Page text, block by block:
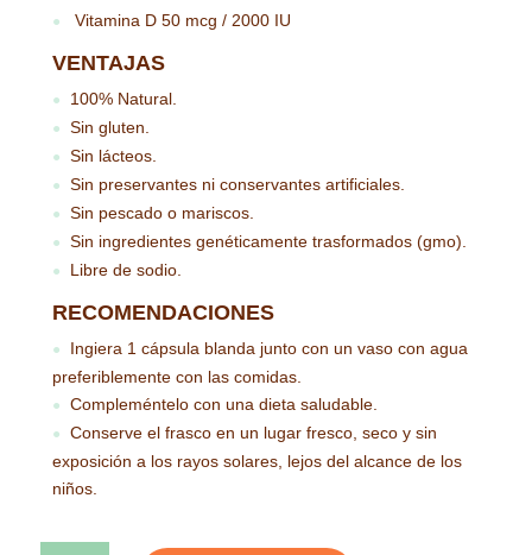
● Vitamina D 50 mcg / 2000 IU
VENTAJAS
● 100% Natural.
● Sin gluten.
● Sin lácteos.
● Sin preservantes ni conservantes artificiales.
● Sin pescado o mariscos.
● Sin ingredientes genéticamente trasformados (gmo).
● Libre de sodio.
RECOMENDACIONES
●
Ingiera 1 cápsula blanda junto con un vaso con agua
preferiblemente con las comidas.
● Compleméntelo con una dieta saludable.
●
Conserve el frasco en un lugar fresco, seco y sin
exposición a los rayos solares, lejos del alcance de los
niños.